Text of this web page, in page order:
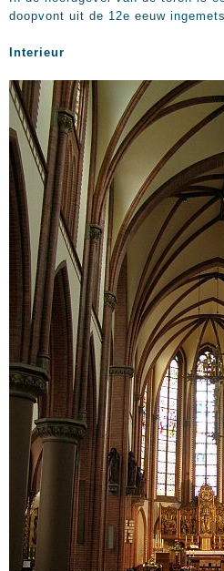
doopvont uit de 12e eeuw
Interieur